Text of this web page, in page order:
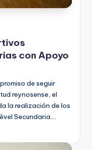
con Apoyo
de seguir
reynosense, el
la realización de los
Secundaria.…